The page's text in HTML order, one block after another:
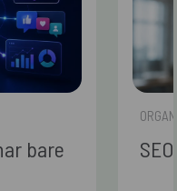
bare